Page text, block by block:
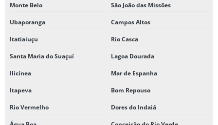
Monte Belo São João das Missões
Ubaporanga Campos Altos
Itatiaiuçu Rio Casca
Santa Maria do Suaçuí Lagoa Dourada
Ilicínea Mar de Espanha
Itapeva Bom Repouso
Rio Vermelho Dores do Indaiá